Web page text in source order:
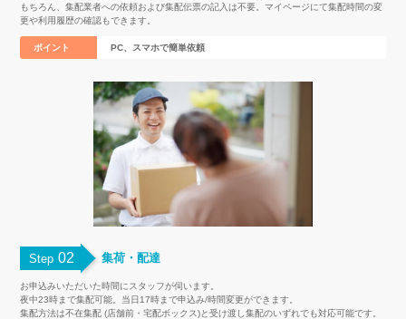
もちろん、集配業者への依頼および集配伝票の記入は不要。マイページにて集配時間の変
更や利用履歴の確認もできます。
ポイント PC、スマホで簡単依頼
Step 02 集荷・配達
お申込みいただいた時間にスタッフが伺います。
夜中23時まで集配可能。当日17時まで申込み/時間変更ができます。
集配方法は不在集配 (店舗前・宅配ボックス)と受け渡し集配のいずれでも対応可能です。